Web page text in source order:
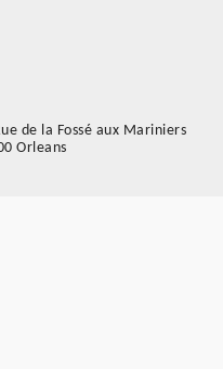
de la Fossé aux Mariniers
Orleans